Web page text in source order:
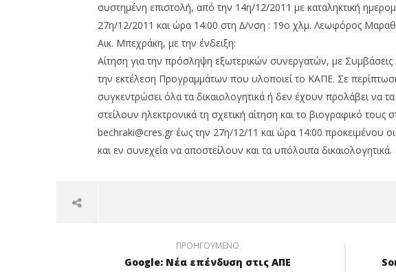
συστηµένη επιστολή, από την 14η/12/2011 µε καταληκτική
27η/12/2011 και ώρα 14:00 στη ∆/νση : 19ο χλµ. Λεωφόρος
Αικ. Μπεχράκη, µε την ένδειξη:
Αίτηση για την πρόσληψη εξωτερικών συνεργατών, µε
την εκτέλεση Προγραµµάτων που υλοποιεί το ΚΑΠΕ. Σε
συγκεντρώσει όλα τα δικαιολογητικά ή δεν έχουν προλάβει να
στείλουν ηλεκτρονικά τη σχετική αίτηση και το βιογραφικό τους
bechraki@cres.gr έως την 27η/12/11 και ώρα 14:00 προκειµένου
και εν συνεχεία να αποστείλουν και τα υπόλοιπα δικαιολογητικά.
ΠΡΟΗΓΟΎΜΕΝΟ
Google: Νέα επένδυση στις ΑΠΕ